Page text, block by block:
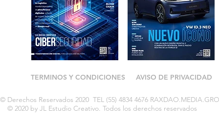
TERMINOS Y CONDICIONES AVISO DE PRIVACIDAD
Derechos Reservados 2020 TEL (55) 4834 4676
© 2020 by JL Estudio Creativo. Todos los derechos reservados